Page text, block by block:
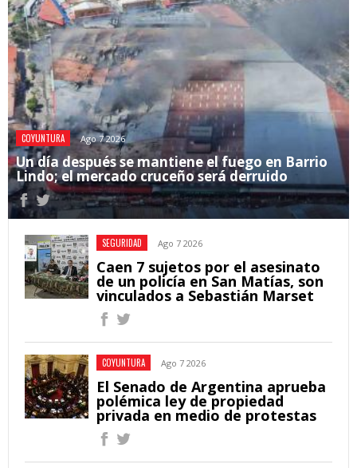
COYUNTURA Ago 7 2026
Un día después se mantiene el fuego en Barrio
Lindo; el mercado cruceño será derruido
SEGURIDAD Ago 7 2026
Caen 7 sujetos por el asesinato
de un policía en San Matías, son
vinculados a Sebastián Marset
COYUNTURA Ago 7 2026
El Senado de Argentina aprueba
polémica ley de propiedad
privada en medio de protestas